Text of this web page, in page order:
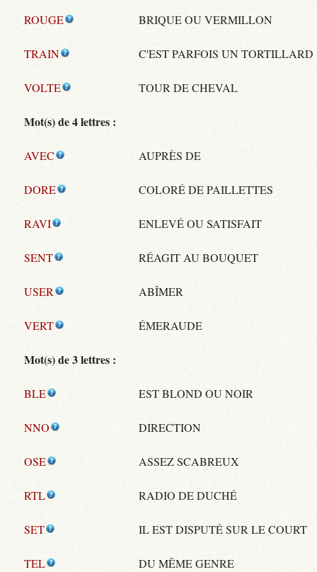
ROUGE BRIQUE OU VERMILLON
TRAIN C'EST PARFOIS UN TORTILLARD
VOLTE TOUR DE CHEVAL
Mot(s) de 4 lettres :
AVEC AUPRÈS DE
DORE COLORÉ DE PAILLETTES
RAVI ENLEVÉ OU SATISFAIT
SENT RÉAGIT AU BOUQUET
USER ABÎMER
VERT ÉMERAUDE
Mot(s) de 3 lettres :
BLE EST BLOND OU NOIR
NNO DIRECTION
OSE ASSEZ SCABREUX
RTL RADIO DE DUCHÉ
SET IL EST DISPUTÉ SUR LE COURT
TEL DU MÊME GENRE